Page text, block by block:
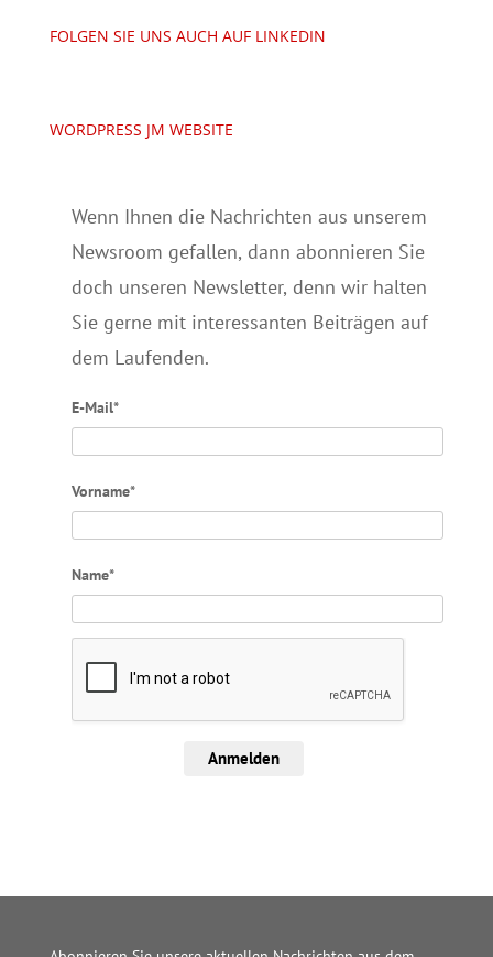
FOLGEN SIE UNS AUCH AUF LINKEDIN
WORDPRESS JM WEBSITE
Wenn Ihnen die Nachrichten aus unserem
Newsroom gefallen, dann abonnieren Sie
doch unseren Newsletter, denn wir halten
Sie gerne mit interessanten Beiträgen auf
dem Laufenden.
E-Mail*
Vorname*
Name*
Anmelden